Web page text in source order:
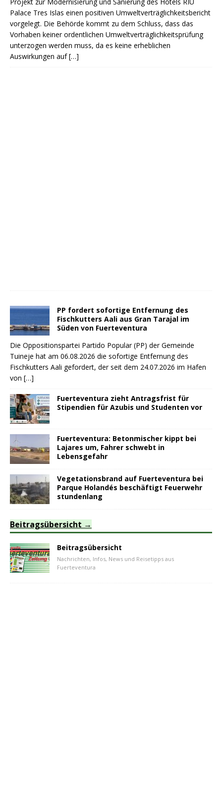
Palace Tres Islas einen positiven Umweltverträglichkeitsbericht
vorgelegt. Die Behörde kommt zu dem Schluss, dass das
Vorhaben keiner ordentlichen Umweltverträglichkeitsprüfung
unterzogen werden muss, da es keine erheblichen
Auswirkungen auf[…]
PP fordert sofortige Entfernung des
Fischkutters Aali aus Gran Tarajal im
Süden von Fuerteventura
Die Oppositionspartei Partido Popular (PP) der Gemeinde
Tuineje hat am 06.08.2026 die sofortige Entfernung des
Fischkutters Aali gefordert, der seit dem 24.07.2026 im Hafen
von […]
Fuerteventura zieht Antragsfrist für
Stipendien für Azubis und Studenten vor
Fuerteventura: Betonmischer kippt bei
Lajares um, Fahrer schwebt in
Lebensgefahr
Vegetationsbrand auf Fuerteventura bei
Parque Holandés beschäftigt Feuerwehr
stundenlang
Beitragsübersicht
Beitragsübersicht
Nachrichten, Infos, News und Reisetipps aus
Fuerteventura